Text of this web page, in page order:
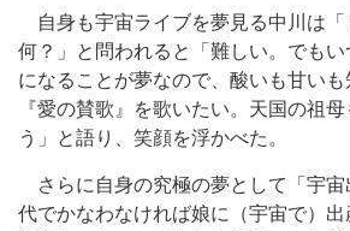
自身も宇宙ライブを夢見る中川は「
何？」と問われると「難しい。でも
になることが夢なので、酸いも甘い
『愛の賛歌』を歌いたい。天国の祖
う」と語り、笑顔を浮かべた。
さらに自身の究極の夢として「宇宙
代でかなわなければ娘に（宇宙で）